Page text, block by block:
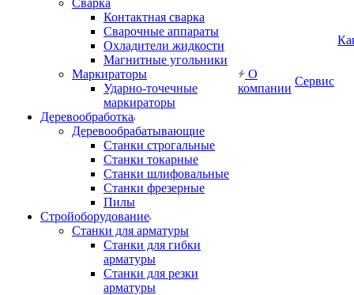
Сварка
Контактная сварка
Сварочные аппараты
Охладители жидкости
Магнитные угольники
Маркираторы
Ударно-точечные
маркираторы
Деревообработка
Деревообрабатывающие
Станки строгальные
Станки токарные
Станки шлифовальные
Станки фрезерные
Пилы
Стройоборудование
Станки для арматуры
Станки для гибки
арматуры
Станки для резки
арматуры
О
компании
Сервис